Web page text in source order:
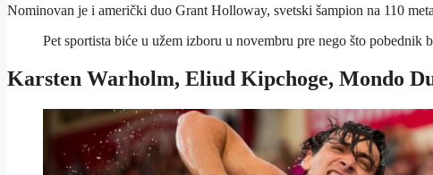
Nominovan je i američki duo Grant Holloway, svetski šampion na 110
Pet sportista biće u užem izboru u novembru pre nego što pobednik
Karsten Warholm, Eliud Kipchoge, Mondo